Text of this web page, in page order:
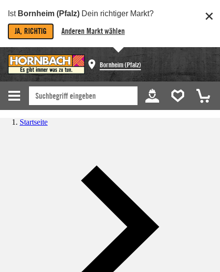
Ist Bornheim (Pfalz) Dein richtiger Markt?
JA, RICHTIG Anderen Markt wählen
Bornheim (Pfalz)
Startseite